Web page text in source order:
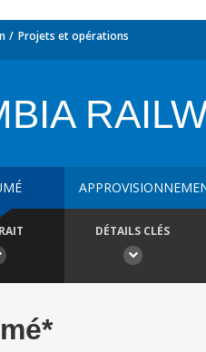
Projets et opérations
DÉTAILS CLÉS